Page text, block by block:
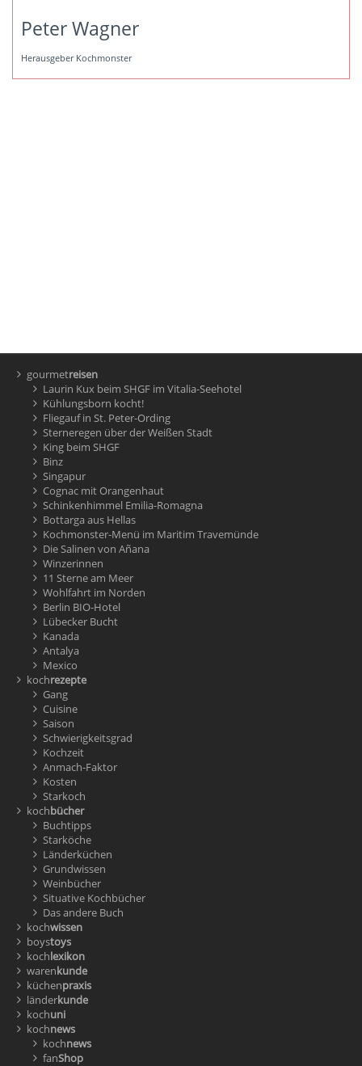
Peter Wagner
Herausgeber Kochmonster
gourmetreisen
Laurin Kux beim SHGF im Vitalia-Seehotel
Kühlungsborn kocht!
Fliegauf in St. Peter-Ording
Sterneregen über der Weißen Stadt
King beim SHGF
Binz
Singapur
Cognac mit Orangenhaut
Schinkenhimmel Emilia-Romagna
Bottarga aus Hellas
Kochmonster-Menü im Maritim Travemünde
Die Salinen von Añana
Winzerinnen
11 Sterne am Meer
Wohlfahrt im Norden
Berlin BIO-Hotel
Lübecker Bucht
Kanada
Antalya
Mexico
kochrezepte
Gang
Cuisine
Saison
Schwierigkeitsgrad
Kochzeit
Anmach-Faktor
Kosten
Starkoch
kochbücher
Buchtipps
Starköche
Länderküchen
Grundwissen
Weinbücher
Situative Kochbücher
Das andere Buch
kochwissen
boystoys
kochlexikon
warenkunde
küchenpraxis
länderkunde
kochuni
kochnews
kochnews
fanShop